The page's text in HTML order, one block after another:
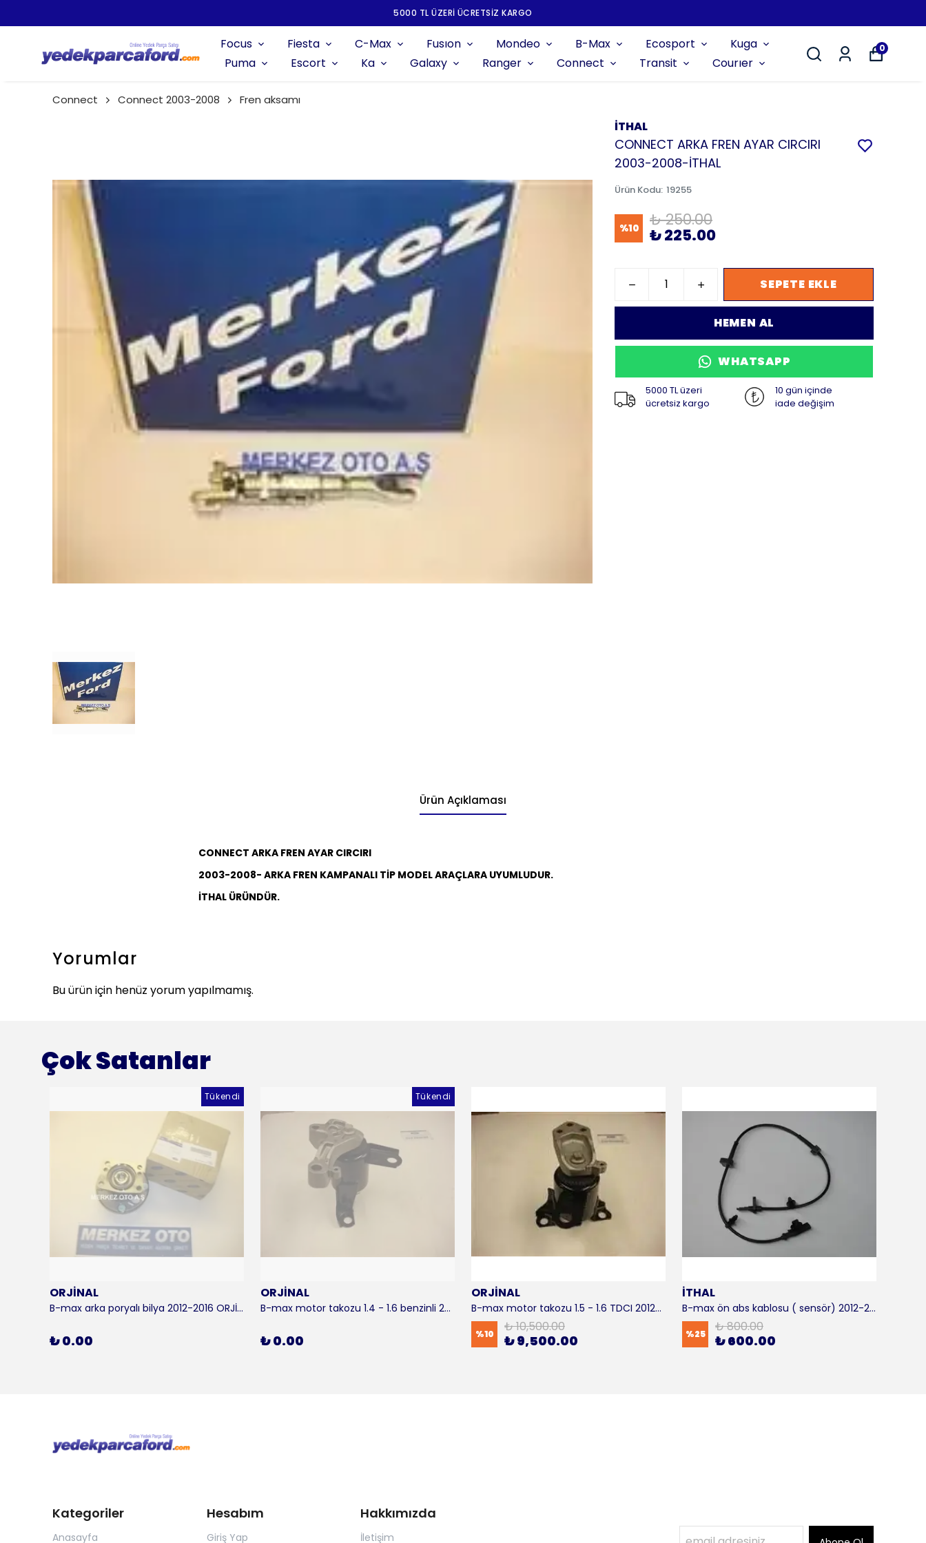
5000 TL ÜZERI ÜCRETSIZ KARGO
Focus Fiesta C-Max Fusıon Mondeo B-Max Ecosport
Kuga
Puma
Escort Ka Galaxy Ranger Connect Transit Courıer
0
Connect Connect 2003-2008 Fren aksamı
İTHAL
CONNECT ARKA FREN AYAR CIRCIRI
2003-2008-İTHAL
Ürün Kodu: 19255
%10 ₺ 250.00
₺ 225.00
SEPETE EKLE
HEMEN AL
WHATSAPP
5000 TL üzeri
ücretsiz kargo
10 gün içinde
iade değişim
Ürün Açıklaması
CONNECT ARKA FREN AYAR CIRCIRI
2003-2008- ARKA FREN KAMPANALI TİP MODEL ARAÇLARA UYUMLUDUR.
İTHAL ÜRÜNDÜR.
Yorumlar
Bu ürün için henüz yorum yapılmamış.
Çok Satanlar
Tükendi
ORJİNAL
B-max arka poryalı bilya 2012-2016 ORJİNAL
₺ 0.00
Tükendi
ORJİNAL
B-max motor takozu 1.4 - 1.6 benzinli 2012-2016 ORJİNAL
₺ 0.00
ORJİNAL
B-max motor takozu 1.5 - 1.6 TDCI 2012-2016 ORJİNAL
%10 ₺ 10,500.00
₺ 9,500.00
İTHAL
B-max ön abs kablosu ( sensör) 2012-2016 ITHAL
%25 ₺ 800.00
₺ 600.00
Kategoriler
Anasayfa
Hesabım
Giriş Yap
Hakkımızda
İletişim